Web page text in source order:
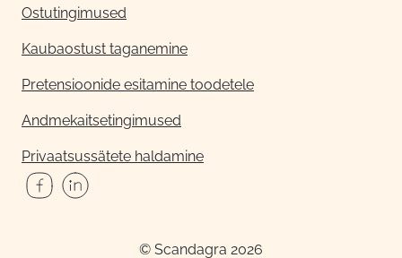
Ostutingimused
Kaubaostust taganemine
Pretensioonide esitamine toodetele
Andmekaitsetingimused
Privaatsussätete haldamine
© Scandagra 2026